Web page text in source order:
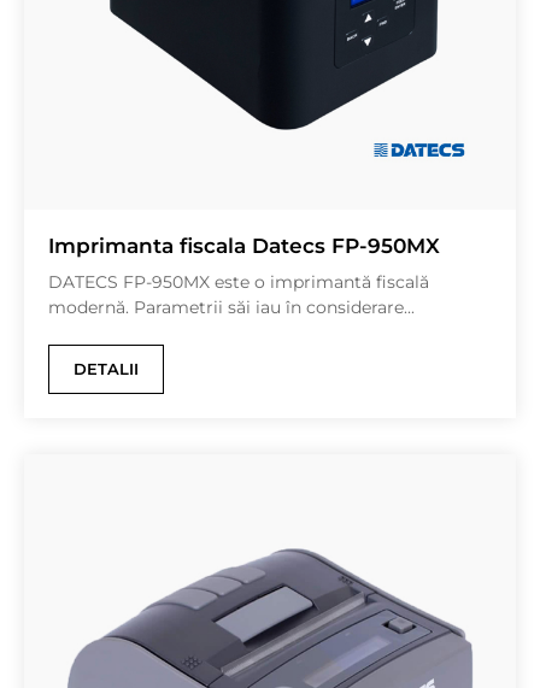
Imprimanta fiscala Datecs FP-950MX
DATECS FP-950MX este o imprimantă fiscală
modernă. Parametrii săi iau în considerare...
DETALII